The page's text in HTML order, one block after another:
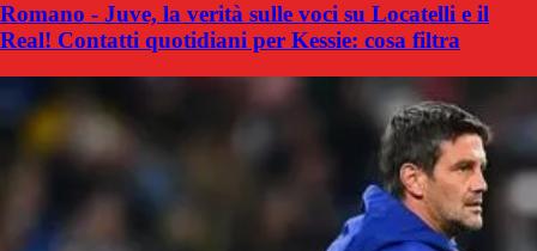
Romano - Juve, la verità sulle voci su Locatelli e il
Real! Contatti quotidiani per Kessie: cosa filtra